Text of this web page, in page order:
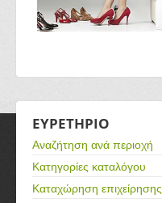
ΕΥΡΕΤΗΡΙΟ
Αναζήτηση ανά περιοχή
Κατηγορίες καταλόγου
Καταχώρηση επιχείρησης